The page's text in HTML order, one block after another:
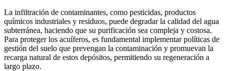
La infiltración de contaminantes, como pesticidas, productos
químicos industriales y residuos, puede degradar la calidad del agua
subterránea, haciendo que su purificación sea compleja y costosa.
Para proteger los acuíferos, es fundamental implementar políticas de
gestión del suelo que prevengan la contaminación y promuevan la
recarga natural de estos depósitos, permitiendo su regeneración a
largo plazo.